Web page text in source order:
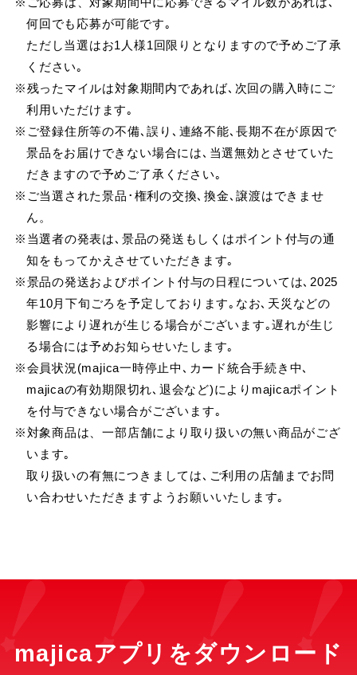
何回でも応募が可能です｡
ただし当選はお1人様1回限りとなりますので予めご了承
ください｡
※残ったマイルは対象期間内であれば､次回の購入時にご
利用いただけます｡
※ご登録住所等の不備､誤り､連絡不能､長期不在が原因で
景品をお届けできない場合には､当選無効とさせていた
だきますので予めご了承ください｡
※ご当選された景品･権利の交換､換金､譲渡はできませ
ん。
※当選者の発表は､景品の発送もしくはポイント付与の通
知をもってかえさせていただきます｡
※景品の発送およびポイント付与の日程については､2025
年10月下旬ごろを予定しております｡なお､天災などの
影響により遅れが生じる場合がございます｡遅れが生じ
る場合には予めお知らせいたします｡
※会員状況(majica一時停止中､カード統合手続き中､
majicaの有効期限切れ､退会など)によりmajicaポイント
を付与できない場合がございます｡
※対象商品は、一部店舗により取り扱いの無い商品がござ
います｡
取り扱いの有無につきましては､ご利用の店舗までお問
い合わせいただきますようお願いいたします｡
majicaアプリをダウンロード